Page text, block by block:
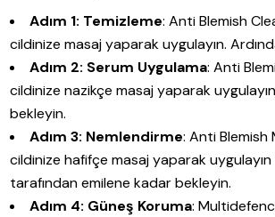
Adım 1: Temizleme: Anti Blemish
cildinize masaj yaparak uygulayın.
Adım 2: Serum Uygulama: Anti
cildinize nazikçe masaj yaparak
bekleyin.
Adım 3: Nemlendirme: Anti Blemish
cildinize hafifçe masaj yaparak uygulayın
tarafından emilene kadar bekleyin.
Adım 4: Güneş Koruma: